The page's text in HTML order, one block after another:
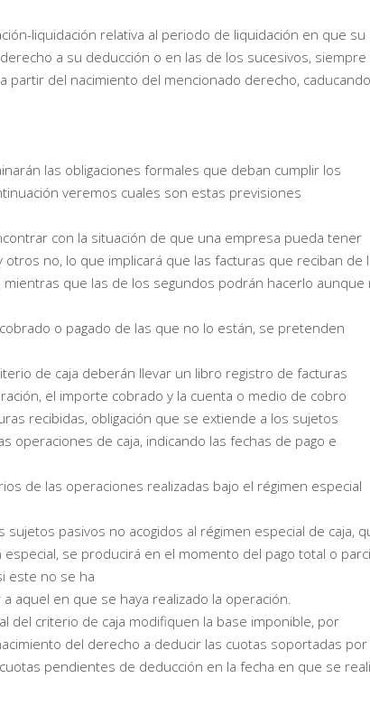
liquidación relativa al periodo de liquidación en que su
a su deducción o en las de los sucesivos, siempre
del nacimiento del mencionado derecho,
las obligaciones formales que deban cumplir los
veremos cuales son estas previsiones
con la situación de que una empresa pueda tener
no, lo que implicará que las facturas que reciban de
que las de los segundos podrán hacerlo aunque
o pagado de las que no lo están, se pretenden
de caja deberán llevar un libro registro de facturas
el importe cobrado y la cuenta o medio de cobro
recibidas, obligación que se extiende a los sujetos
operaciones de caja, indicando las fechas de pago e
de las operaciones realizadas bajo el régimen especial
pasivos no acogidos al régimen especial de caja,
se producirá en el momento del pago total o
este no se ha
aquel en que se haya realizado la operación.
del criterio de caja modifiquen la base imponible, por
del derecho a deducir las cuotas soportadas por
pendientes de deducción en la fecha en que se